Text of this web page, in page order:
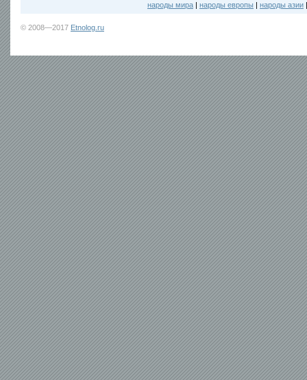
народы мира | народы европы | народы азии
© 2008—2017 Etnolog.ru